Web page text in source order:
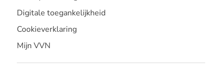
Digitale toegankelijkheid
Cookieverklaring
Mijn VVN